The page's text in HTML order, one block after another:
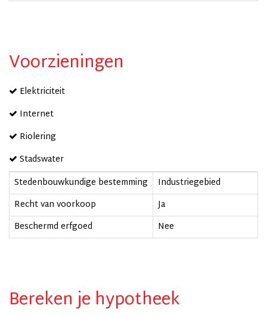
Voorzieningen
Elektriciteit
Internet
Riolering
Stadswater
Stedenbouwkundige bestemming
Industriegebied
Recht van voorkoop
Ja
Beschermd erfgoed
Nee
Bereken je hypotheek